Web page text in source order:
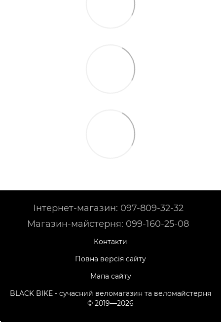
Інтернет-магазин: 097-809-32-32
Магазин-майстерня: 099-160-25-08
Контакти
Повна версія сайту
Мапа сайту
BLACK BIKE - сучасний веломагазин та веломайстерня
© 2019—2026